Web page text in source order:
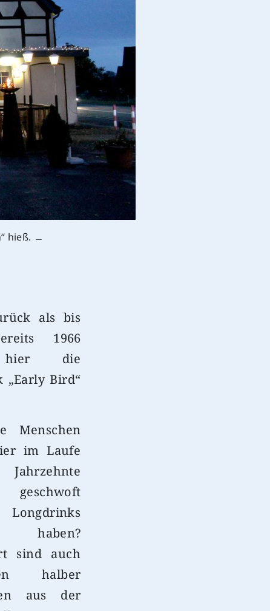
hieß. ﹘
als bis
1966
die
„Early Bird“
Menschen
im Laufe
geschwoft
haben?
sind auch
halber
aus der